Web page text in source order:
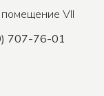
VII
707-76-01